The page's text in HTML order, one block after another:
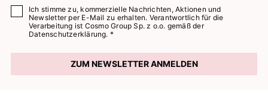
Ich stimme zu, kommerzielle Nachrichten, Aktionen und
Newsletter per E-Mail zu erhalten. Verantwortlich für die
Verarbeitung ist Cosmo Group Sp. z o.o. gemäß der
Datenschutzerklärung. *
ZUM NEWSLETTER ANMELDEN